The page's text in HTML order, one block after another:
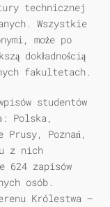
technicznej
Wszystkie
może po
dokładnością
fakultetach.
studentów
Polska,
Poznań,
z nich
624 zapisów
osób.
Królestwa —